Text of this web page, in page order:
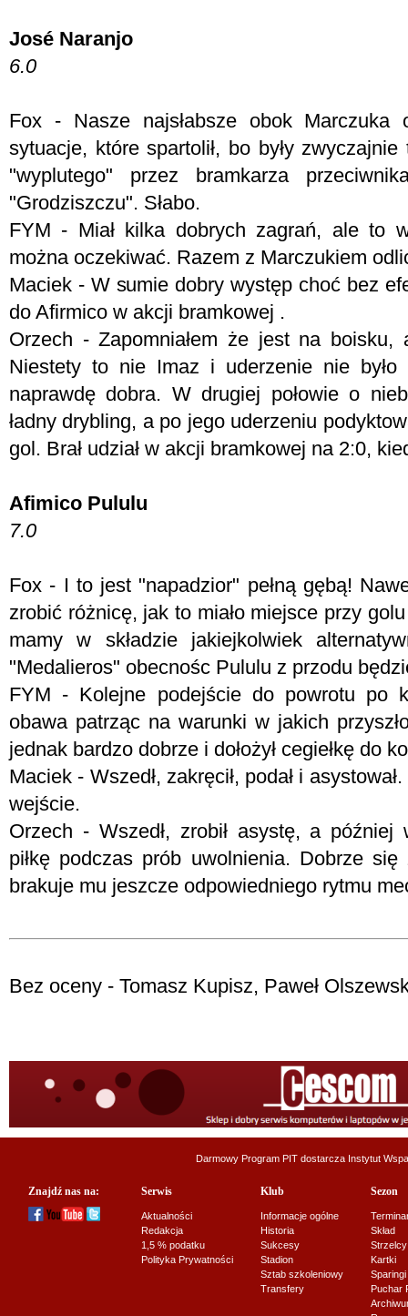
José Naranjo
6.0
Fox - Nasze najsłabsze obok Marczuka
sytuacje, które spartolił, bo były
"wyplutego" przez bramkarza
"Grodziszczu". Słabo.
FYM - Miał kilka dobrych zagrań, ale to
można oczekiwać. Razem z Marczukiem
Maciek - W sumie dobry występ choć bez
do Afirmico w akcji bramkowej .
Orzech - Zapomniałem że jest na boisku,
Niestety to nie Imaz i uderzenie nie było
naprawdę dobra. W drugiej połowie o
ładny drybling, a po jego uderzeniu
gol. Brał udział w akcji bramkowej na 2:0,
Afimico Pululu
7.0
Fox - I to jest "napadzior" pełną gębą!
zrobić różnicę, jak to miało miejsce przy
mamy w składzie jakiejkolwiek
"Medalieros" obecnośc Pululu z przodu
FYM - Kolejne podejście do powrotu po
obawa patrząc na warunki w jakich
jednak bardzo dobrze i dołożył cegiełkę do
Maciek - Wszedł, zakręcił, podał i
wejście.
Orzech - Wszedł, zrobił asystę, a później
piłkę podczas prób uwolnienia. Dobrze
brakuje mu jeszcze odpowiedniego rytmu
Bez oceny - Tomasz Kupisz, Paweł
Darmowy Program PIT dostarcza Instytut
Znajdź nas na: Serwis
Aktualności
Redakcja
1,5 % podatku
Polityka Prywatności
Klub
Informacje ogólne
Historia
Sukcesy
Stadion
Sztab szkoleniowy
Transfery
Sezon
Skład
Strzelcy
Kartki
Sparingi
Puchar